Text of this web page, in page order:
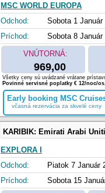
MSC WORLD EUROPA
Odchod:
Sobota 1 Január
Príchod:
Sobota 8 Január
VNÚTORNÁ:
969,00
Early booking MSC
včasná rezervácia za skvelé ceny
Všetky ceny sú uvádzané vrátane
Povinné servisné poplatky € 12/noc/
KARIBIK: Emirati Arabi
EXPLORA I
Odchod:
Piatok 7 Január
Príchod:
Sobota 15